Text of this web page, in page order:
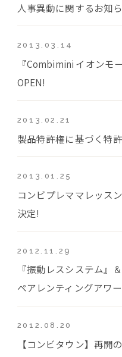
人事異動に関するお知
2013.03.14
『Combimini イオンモ
OPEN!
2013.02.21
製品特許権に基づく特
2013.01.25
コンビプレママレッス
決定!
2012.11.29
『振動レスシステム
ペアレンティングアワ
2012.08.20
【コンビタウン】再開